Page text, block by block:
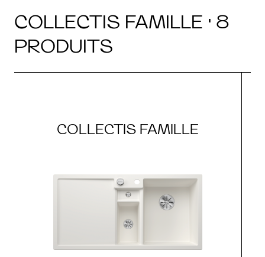
COLLECTIS FAMILLE · 8
PRODUITS
COLLECTIS FAMILLE